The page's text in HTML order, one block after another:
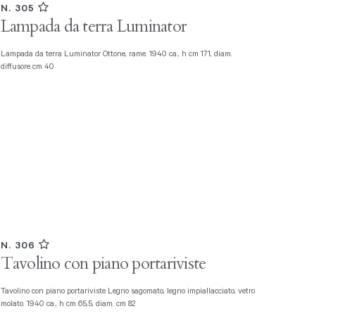
N. 305
Lampada da terra Luminator
Lampada da terra Luminator Ottone, rame. 1940 ca., h cm 171, diam.
diffusore cm 40
N. 306
Tavolino con piano portariviste
Tavolino con piano portariviste Legno sagomato, legno impiallacciato, vetro
molato. 1940 ca., h cm 65,5, diam. cm 82